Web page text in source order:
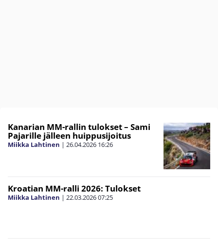
Kanarian MM-rallin tulokset – Sami
Pajarille jälleen huippusijoitus
Miikka Lahtinen | 26.04.2026 16:26
Kroatian MM-ralli 2026: Tulokset
Miikka Lahtinen | 22.03.202607:25